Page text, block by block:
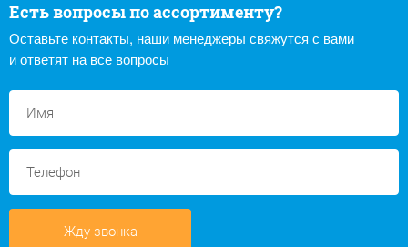
Есть вопросы по ассортименту?
Оставьте контакты, наши менеджеры свяжутся с вами
и ответят на все вопросы
Жду звонка